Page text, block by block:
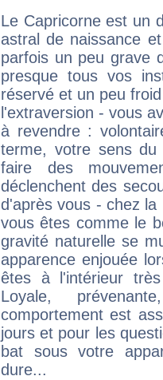
Le Capricorne est un
astral de naissance
parfois un peu grave
presque tous vos
réservé et un peu
l'extraversion - vous
à revendre :
terme, votre sens
faire des
déclenchent des
d'après vous - chez
vous êtes comme le
gravité naturelle se
apparence enjouée
êtes à l'intérieur
Loyale,
comportement est
jours et pour les
bat sous votre
dure...